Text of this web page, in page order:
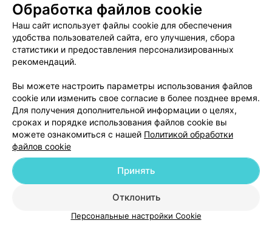
Пользовательское соглашение
Способы оплаты
Вакансии
Партнеры
Написать руководителю 103.by
Обработка персональных данных
© 2026 ООО «Артокс Лаб», УНП 191700409
| 220012, Республика Беларусь,
Служба поддержки +375 291212755
Обработка файлов cookie
Наш сайт использует файлы cookie для обеспечения
удобства пользователей сайта, его улучшения, сбора
статистики и предоставления персонализированных
рекомендаций.
Вы можете настроить параметры использования файлов
cookie или изменить свое согласие в более позднее время.
Для получения дополнительной информации о целях,
сроках и порядке использования файлов cookie вы
можете ознакомиться с нашей Политикой обработки
файлов cookie
Отклонить
Принять
Персональные настройки Cookie